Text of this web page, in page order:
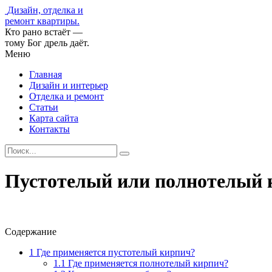
Дизайн, отделка и
ремонт квартиры.
Кто рано встаёт —
тому Бог дрель даёт.
Меню
Главная
Дизайн и интерьер
Отделка и ремонт
Статьи
Карта сайта
Контакты
Пустотелый или полнотелый
Содержание
1 Где применяется пустотелый кирпич?
1.1 Где применяется полнотелый кирпич?